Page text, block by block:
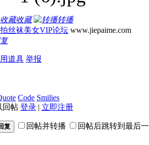
收藏
转播
丝袜美女VIP论坛 www.jiepaime.com
道具 举报
Code Smilies
回帖 登录 | 立即注册
复 回帖并转播 回帖后跳转到最后